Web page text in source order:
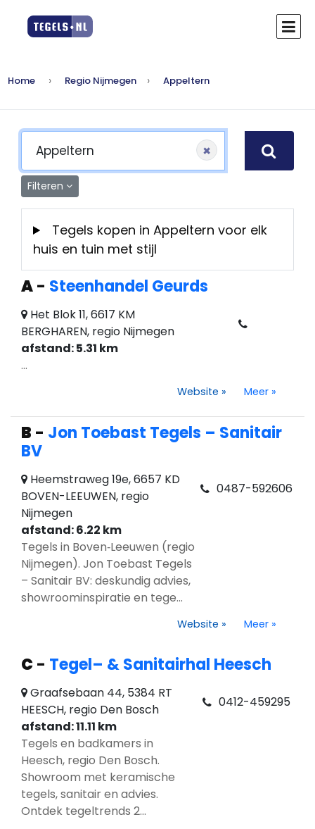
Home Regio Nijmegen Appeltern
×
Filteren
Tegels kopen in Appeltern voor elk
huis en tuin met stijl
A- Steenhandel Geurds
Het Blok 11, 6617 KM
BERGHAREN, regio Nijmegen
afstand: 5.31 km
...
Website » Meer »
B - Jon Toebast Tegels – Sanitair
BV
Heemstraweg 19e, 6657 KD
BOVEN-LEEUWEN, regio
Nijmegen
afstand: 6.22 km
Tegels in Boven‑Leeuwen (regio
Nijmegen). Jon Toebast Tegels
– Sanitair BV: deskundig advies,
showroominspiratie en tege...
0487-592606
Website » Meer »
C - Tegel– & Sanitairhal Heesch
Graafsebaan 44, 5384 RT
HEESCH, regio Den Bosch
afstand: 11.11 km
Tegels en badkamers in
Heesch, regio Den Bosch.
Showroom met keramische
tegels, sanitair en advies.
Ontdek tegeltrends 2...
0412-459295